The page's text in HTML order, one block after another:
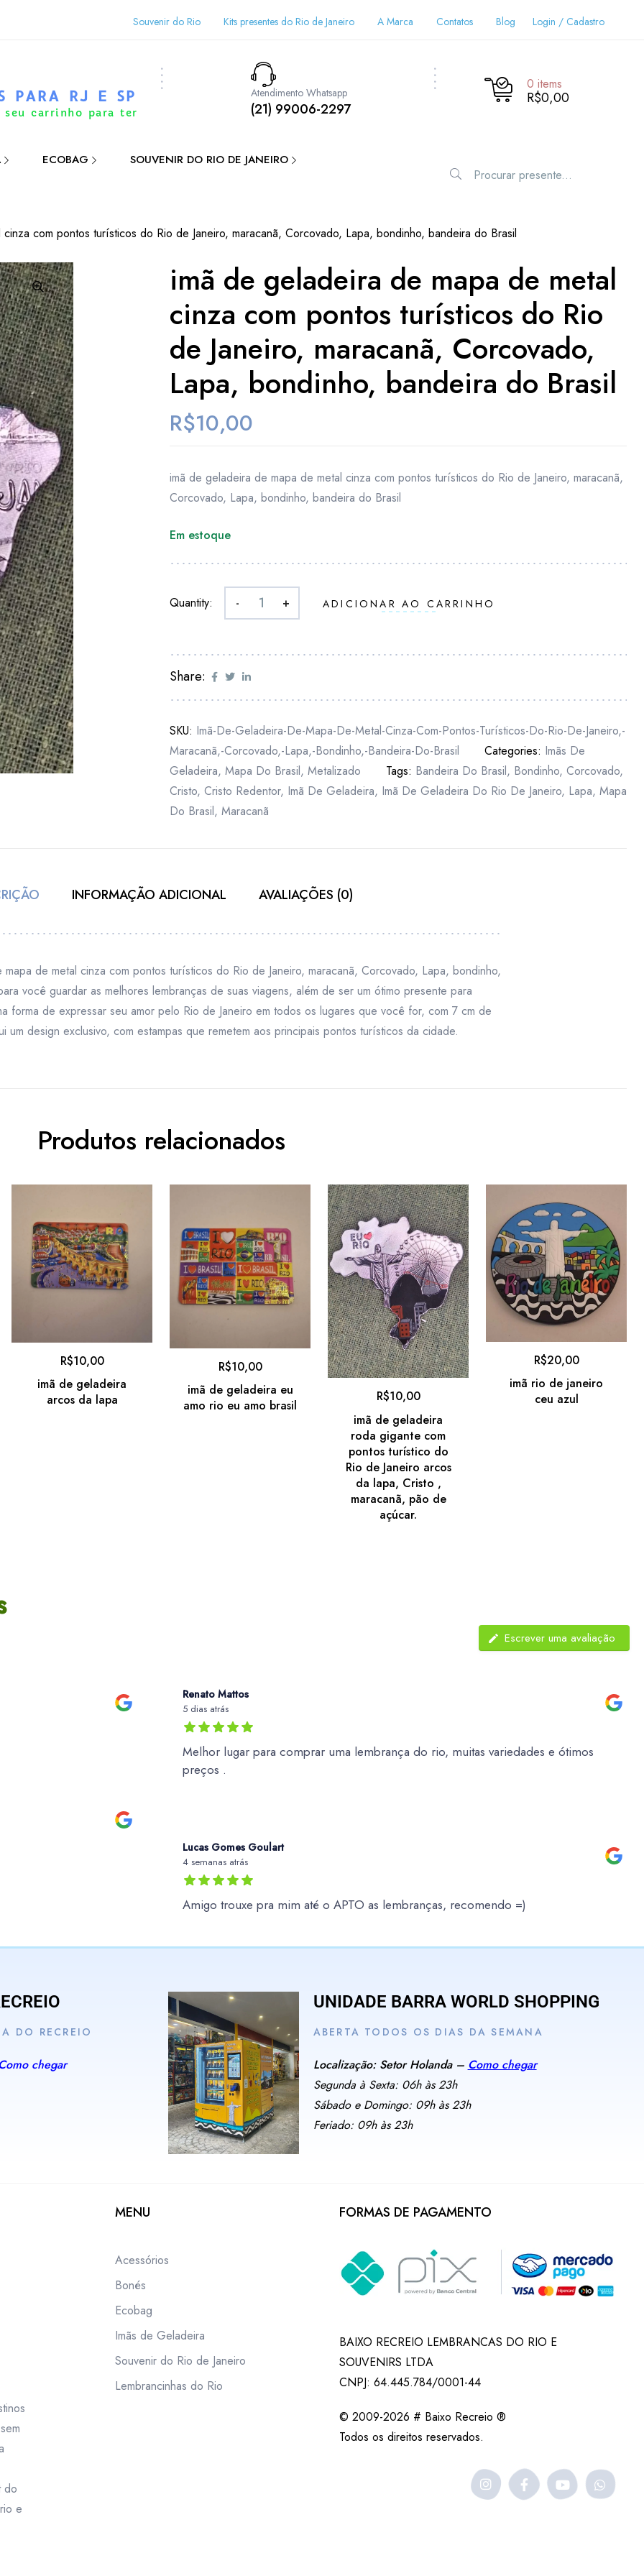
Souvenir do Rio Kits presentes do Rio de Janeiro A Marca Contatos Blog Login / Cadastro
PARA RJ E SP
seu carrinho para ter
Atendimento Whatsapp
(21) 99006-2297
0 items
R$0,00
ECOBAG SOUVENIR DO RIO DE JANEIRO
com pontos turísticos do Rio de Janeiro, maracanã, Corcovado, Lapa, bondinho, bandeira do Brasil
imã de geladeira de mapa de metal
cinza com pontos turísticos do Rio
de Janeiro, maracanã, Corcovado,
Lapa, bondinho, bandeira do Brasil
R$10,00
imã de geladeira de mapa de metal cinza com pontos turísticos do Rio de Janeiro, maracanã,
Corcovado, Lapa, bondinho, bandeira do Brasil
Em estoque
Quantity: - + ADICIONAR AO CARRINHO
Share:
SKU: Imã-De-Geladeira-De-Mapa-De-Metal-Cinza-Com-Pontos-Turísticos-Do-Rio-De-Janeiro,-
Maracanã,-Corcovado,-Lapa,-Bondinho,-Bandeira-Do-Brasil
Categories: Imãs De
Geladeira, Mapa Do Brasil, Metalizado Tags: Bandeira Do Brasil, Bondinho, Corcovado,
Cristo, Cristo Redentor, Imã De Geladeira, Imã De Geladeira Do Rio De Janeiro, Lapa, Mapa
Do Brasil, Maracanã
INFORMAÇÃO ADICIONAL AVALIAÇÕES (0)
de metal cinza com pontos turísticos do Rio de Janeiro, maracanã, Corcovado, Lapa, bondinho,
você guardar as melhores lembranças de suas viagens, além de ser um ótimo presente para
forma de expressar seu amor pelo Rio de Janeiro em todos os lugares que você for, com 7 cm de
um design exclusivo, com estampas que remetem aos principais pontos turísticos da cidade.
Produtos relacionados
imã de geladeira
arcos da lapa
R$10,00
imã de geladeira eu
amo rio eu amo brasil
R$10,00
imã de geladeira
roda gigante com
pontos turístico do
Rio de Janeiro arcos
da lapa, Cristo ,
maracanã, pão de
açúcar.
R$10,00
imã rio de janeiro
ceu azul
R$20,00
Escrever uma avaliação
Renato Mattos
5 dias atrás
Melhor lugar para comprar uma lembrança do rio, muitas variedades e ótimos
preços .
Lucas Gomes Goulart
4 semanas atrás
Amigo trouxe pra mim até o APTO as lembranças, recomendo =)
DO RECREIO
chegar
UNIDADE BARRA WORLD SHOPPING
ABERTA TODOS OS DIAS DA SEMANA
Localização: Setor Holanda – Como chegar
Segunda à Sexta: 06h às 23h
Sábado e Domingo: 09h às 23h
Feriado: 09h às 23h
do
e
MENU
Acessórios
Bonés
Ecobag
Imãs de Geladeira
Souvenir do Rio de Janeiro
Lembrancinhas do Rio
FORMAS DE PAGAMENTO
BAIXO RECREIO LEMBRANCAS DO RIO E
SOUVENIRS LTDA
CNPJ: 64.445.784/0001-44
© 2009-2026 # Baixo Recreio ®
Todos os direitos reservados.